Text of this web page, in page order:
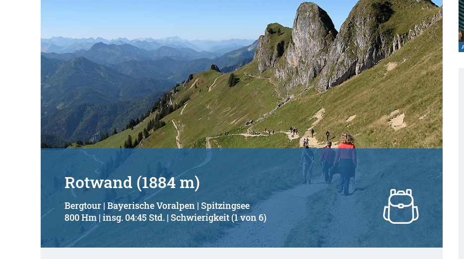
Region:
Gebirge:
Schwierigkeitsgrad:
von
bis
Kondition (Tourdauer):
von
bis
Suchbegriff:
Rotwand (1884 m)
Bergtour | Bayerische Voralpen | Spitzingsee
800 Hm | insg. 04:45 Std. | Schwierigkeit (1 von 6)